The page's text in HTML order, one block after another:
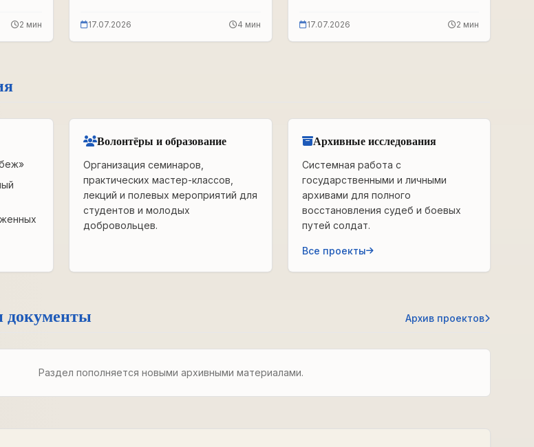
2 мин 17.07.2026 4 мин
Дмитриевичем Панковым
17.07.2026 2 мин
Волонтёры и образование
Организация семинаров,
практических мастер-классов,
лекций и полевых мероприятий для
студентов и молодых
добровольцев.
Архивные исследования
Системная работа с
государственными и личными
архивами для полного
восстановления судеб и боевых
путей солдат.
Все проекты
документы Архив проектов
Раздел пополняется новыми архивными материалами.